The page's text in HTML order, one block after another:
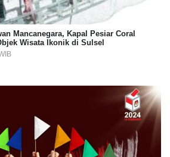
Mancanegara, Kapal Pesiar Coral
Wisata Ikonik di Sulsel